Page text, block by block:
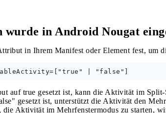
wurde in Android Nougat
in Ihrem Manifest oder Element fest, um
auf true gesetzt ist, kann die Aktivität im
gesetzt ist, unterstützt die Aktivität den
die Aktivität im Mehrfenstermodus zu starten,